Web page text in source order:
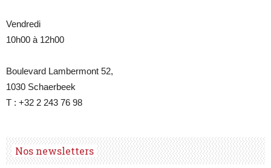
Vendredi
10h00 à 12h00
Boulevard Lambermont 52,
1030 Schaerbeek
T : +32 2 243 76 98
Nos newsletters